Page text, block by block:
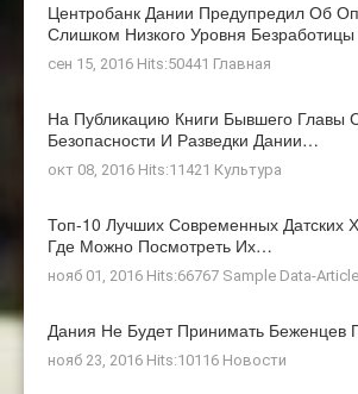
Центробанк Дании Предупредил Об
Слишком Низкого Уровня Безработицы
сен 15, 2016 Hits:50441 Главная
На Публикацию Книги Бывшего Главы
Безопасности И Разведки Дании…
окт 08, 2016 Hits:11421 Культура
Топ-10 Лучших Современных Датских
Где Можно Посмотреть Их…
нояб 01, 2016 Hits:66767 Sample Data-
Дания Не Будет Принимать
нояб 23, 2016 Hits:10116 Новости